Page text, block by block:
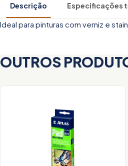
Descrição Especificações
Ideal para pinturas com verniz e
OUTROS